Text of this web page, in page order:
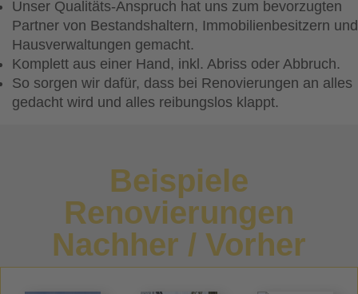
Unser Qualitäts-Anspruch hat uns zum bevorzugten
Partner von Bestandshaltern, Immobilienbesitzern und
Hausverwaltungen gemacht.
Komplett aus einer Hand, inkl. Abriss oder Abbruch.
So sorgen wir dafür, dass bei Renovierungen an alles
gedacht wird und alles reibungslos klappt.
Beispiele
Renovierungen
Nachher / Vorher